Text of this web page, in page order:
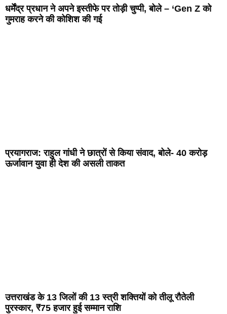
धर्मेंद्र प्रधान ने अपने इस्तीफे पर तोड़ी चुप्पी, बोले – ‘Gen Z को
गुमराह करने की कोशिश की गई
प्रयागराज: राहुल गांधी ने छात्रों से किया संवाद, बोले- 40 करोड़
ऊर्जावान युवा ही देश की असली ताकत
उत्तराखंड के 13 जिलों की 13 स्त्री शक्तियों को तीलू रौतेली
पुरस्कार, ₹75 हजार हुई सम्मान राशि